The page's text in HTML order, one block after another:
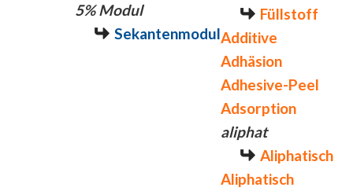
5% Modul
Sekantenmodul
Füllstoff
Additive
Adhäsion
Adhesive-Peel
Adsorption
aliphat
Aliphatisch
Aliphatisch